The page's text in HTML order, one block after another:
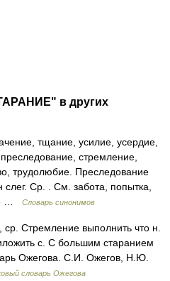
в других
тщание, усилие, усердие,
стремление,
трудолюбие. Преследование
слег. Ср. . См. забота, попытка,
…
Словарь синонимов
Стремление выполнить что н.
с. С большим старанием
Ожегова. С.И. Ожегов, Н.Ю.
словарь Ожегова